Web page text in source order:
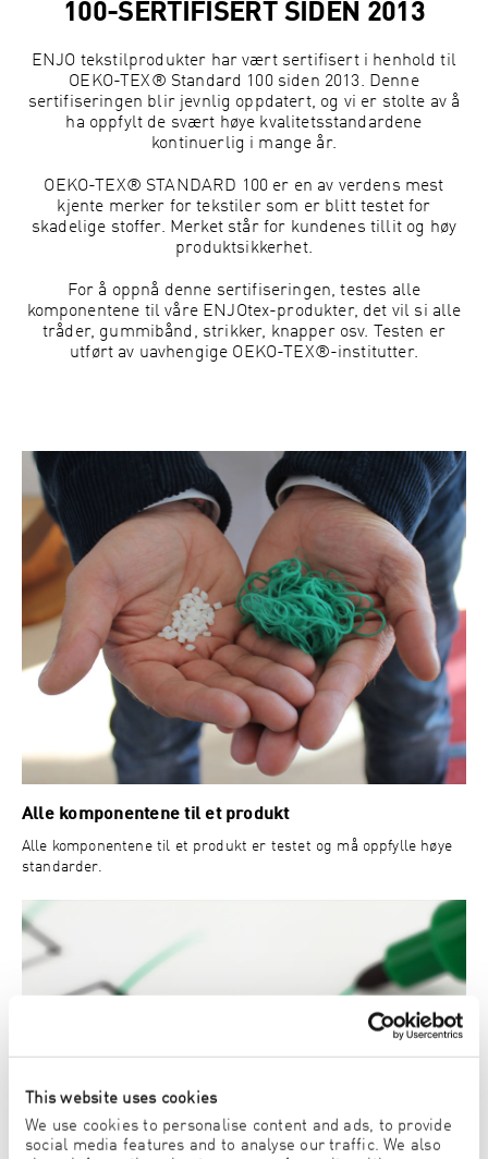
This website uses cookies
We use cookies to personalise content and ads, to provide
social media features and to analyse our traffic. We also
100-SERTIFISERT SIDEN 2013
ENJO tekstilprodukter har vært sertifisert i henhold til
OEKO-TEX® Standard 100 siden 2013. Denne
sertifiseringen blir jevnlig oppdatert, og vi er stolte av å
ha oppfylt de svært høye kvalitetsstandardene
kontinuerlig i mange år.
OEKO-TEX® STANDARD 100 er en av verdens mest
kjente merker for tekstiler som er blitt testet for
skadelige stoffer. Merket står for kundenes tillit og høy
produktsikkerhet.
For å oppnå denne sertifiseringen, testes alle
komponentene til våre ENJOtex-produkter, det vil si alle
tråder, gummibånd, strikker, knapper osv. Testen er
utført av uavhengige OEKO-TEX®-institutter.
Alle komponentene til et produkt
Alle komponentene til et produkt er testet og må oppfylle høye
standarder.